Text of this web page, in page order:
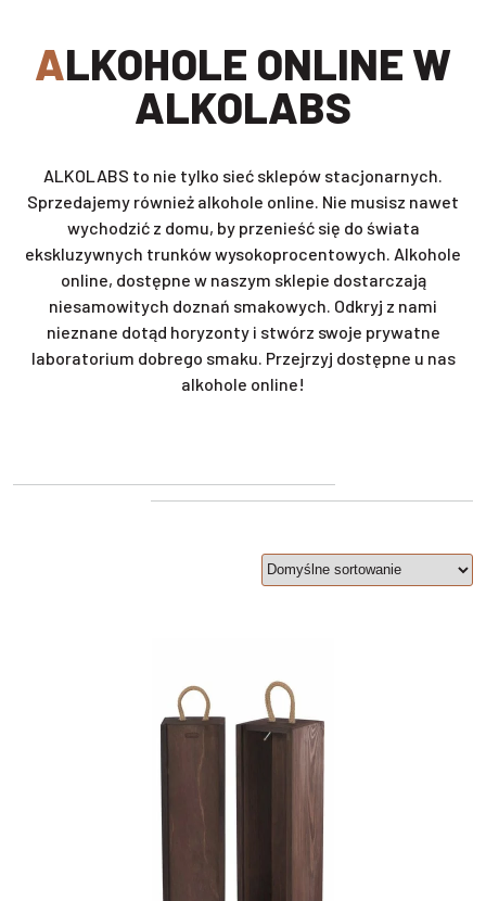
ALKOHOLE ONLINE W
ALKOLABS
ALKOLABS to nie tylko sieć sklepów stacjonarnych.
Sprzedajemy również alkohole online. Nie musisz nawet
wychodzić z domu, by przenieść się do świata
ekskluzywnych trunków wysokoprocentowych. Alkohole
online, dostępne w naszym sklepie dostarczają
niesamowitych doznań smakowych. Odkryj z nami
nieznane dotąd horyzonty i stwórz swoje prywatne
laboratorium dobrego smaku. Przejrzyj dostępne u nas
alkohole online!